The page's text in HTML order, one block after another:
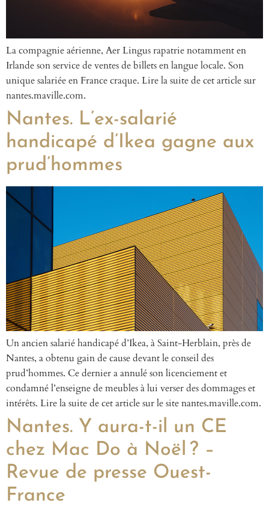
La compagnie aérienne, Aer Lingus rapatrie notamment en
Irlande son service de ventes de billets en langue locale. Son
unique salariée en France craque. Lire la suite de cet article sur
nantes.maville.com.
Nantes. L’ex-salarié
handicapé d’Ikea gagne aux
prud’hommes
Un ancien salarié handicapé d’Ikea, à Saint-Herblain, près de
Nantes, a obtenu gain de cause devant le conseil des
prud’hommes. Ce dernier a annulé son licenciement et
condamné l’enseigne de meubles à lui verser des dommages et
intérêts. Lire la suite de cet article sur le site nantes.maville.com.
Nantes. Y aura-t-il un CE
chez Mac Do à Noël ? –
Revue de presse Ouest-
France